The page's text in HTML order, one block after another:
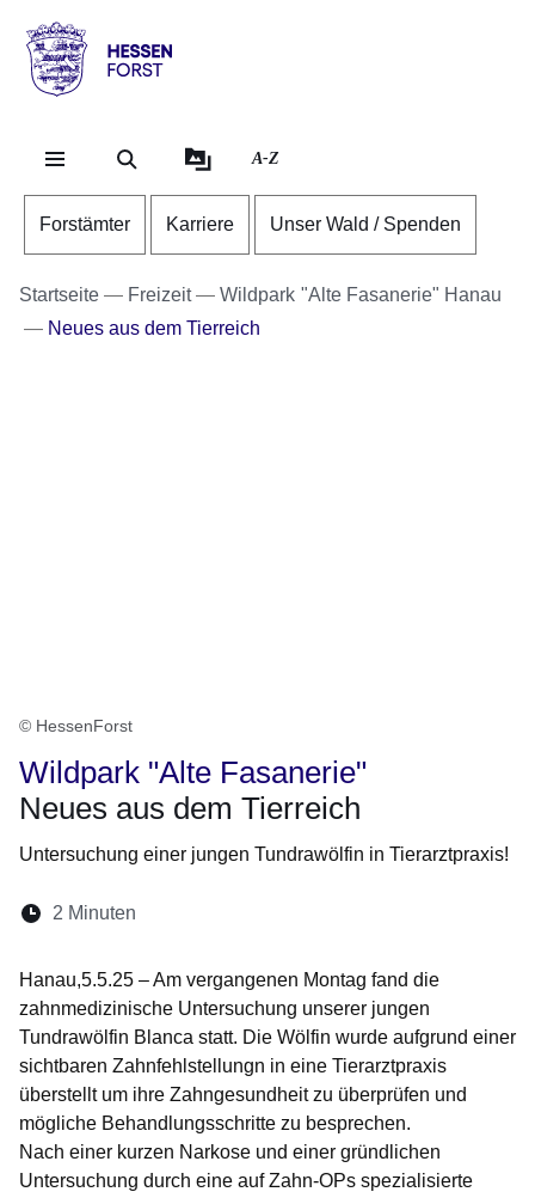
Hessen
Forst
A-Z
Forstämter Karriere Unser Wald / Spenden
Startseite Freizeit
Wildpark "Alte Fasanerie" Hanau
Neues aus dem Tierreich
© HessenForst
Wildpark "Alte Fasanerie"
Neues aus dem Tierreich
Untersuchung einer jungen Tundrawölfin in Tierarztpraxis!
Lesedauer:
2 Minuten
Hanau,5.5.25 – Am vergangenen Montag fand die
zahnmedizinische Untersuchung unserer jungen
Tundrawölfin Blanca statt. Die Wölfin wurde aufgrund einer
sichtbaren Zahnfehlstellungn in eine Tierarztpraxis
überstellt um ihre Zahngesundheit zu überprüfen und
mögliche Behandlungsschritte zu besprechen.
Nach einer kurzen Narkose und einer gründlichen
Untersuchung durch eine auf Zahn-OPs spezialisierte